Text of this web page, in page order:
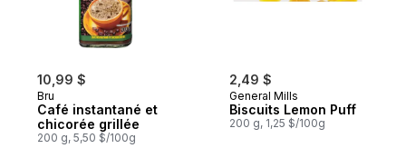
10,99 $
Bru
Café instantané et
chicorée grillée
200 g, 5,50 $/100g
2,49 $
General Mills
Biscuits Lemon Puff
200 g, 1,25 $/100g